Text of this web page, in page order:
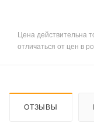
Цена действительна
отличаться от цен в
ОТЗЫВЫ